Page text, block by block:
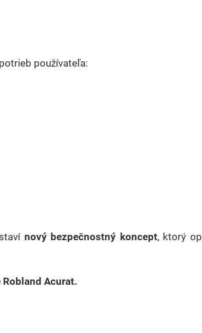
používateľa:
nový bezpečnostný koncept, ktorý
Acurat.